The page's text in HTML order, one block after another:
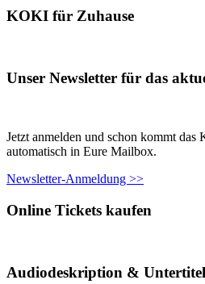
KOKI für Zuhause
Unser Newsletter für das
Jetzt anmelden und schon kommt
automatisch in Eure Mailbox.
Newsletter-Anmeldung >>
Online Tickets kaufen
Audiodeskription & Untertitel